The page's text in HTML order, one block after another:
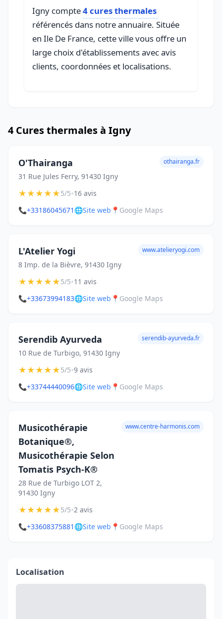
Igny compte4 cures thermales
référencés dans notre annuaire. Située
en Ile De France, cette ville vous offre un
large choix d'établissements avec avis
clients, coordonnées et localisations.
4 Cures thermales à Igny
O'Thairanga
31 Rue Jules Ferry, 91430 Igny
othairanga.fr
★★★★★5/5•16 avis
📞+33186045671 🌐Site web 📍 Google Maps
L'Atelier Yogi
8 Imp. de la Bièvre, 91430 Igny
www.atelieryogi.com
★★★★★5/5•11 avis
📞+33673994183🌐Site web 📍 Google Maps
Serendib Ayurveda
10 Rue de Turbigo, 91430 Igny
serendib-ayurveda.fr
★★★★★5/5•9 avis
📞+33744440096🌐Site web 📍 Google Maps
Musicothérapie
Botanique®,
Musicothérapie Selon
Tomatis Psych-K®
28 Rue de Turbigo LOT 2,
91430 Igny
www.centre-harmonis.com
★★★★★5/5•2 avis
📞+33608375881 🌐Site web 📍 Google Maps
Localisation